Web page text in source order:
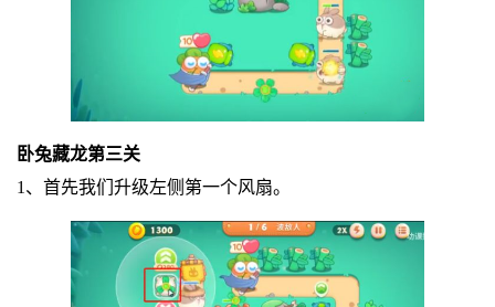
卧兔藏龙第三关
1、首先我们升级左侧第一个风扇。